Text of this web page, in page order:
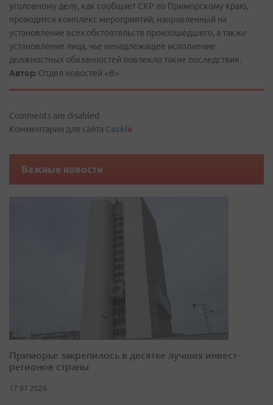
уголовному делу, как сообщает СКР по Приморскому краю,
проводится комплекс мероприятий, направленный на
установление всех обстоятельств произошедшего, а также
установление лица, чье ненадлежащее исполнение
должностных обязанностей повлекло такие последствия.
Автор: Отдел новостей «В»
Comments are disabled
Комментарии для сайта Cackle
Важные новости
Приморье закрепилось в десятке лучших инвест-
регионов страны
17.07.2026